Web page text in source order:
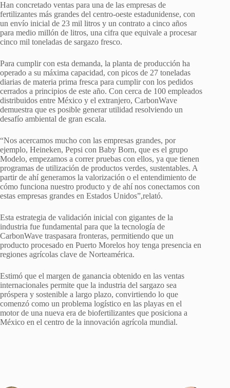
Han concretado ventas para una de las empresas de
fertilizantes más grandes del centro-oeste estadunidense, con
un envío inicial de 23 mil litros y un contrato a cinco años
para medio millón de litros, una cifra que equivale a procesar
cinco mil toneladas de sargazo fresco.
Para cumplir con esta demanda, la planta de producción ha
operado a su máxima capacidad, con picos de 27 toneladas
diarias de materia prima fresca para cumplir con los pedidos
cerrados a principios de este año. Con cerca de 100 empleados
distribuidos entre México y el extranjero, CarbonWave
demuestra que es posible generar utilidad resolviendo un
desafío ambiental de gran escala.
“Nos acercamos mucho con las empresas grandes, por
ejemplo, Heineken, Pepsi con Baby Born, que es el grupo
Modelo, empezamos a correr pruebas con ellos, ya que tienen
programas de utilización de productos verdes, sustentables. A
partir de ahí generamos la valorización o el entendimiento de
cómo funciona nuestro producto y de ahí nos conectamos con
estas empresas grandes en Estados Unidos”,relató.
Esta estrategia de validación inicial con gigantes de la
industria fue fundamental para que la tecnología de
CarbonWave traspasara fronteras, permitiendo que un
producto procesado en Puerto Morelos hoy tenga presencia en
regiones agrícolas clave de Norteamérica.
Estimó que el margen de ganancia obtenido en las ventas
internacionales permite que la industria del sargazo sea
próspera y sostenible a largo plazo, convirtiendo lo que
comenzó como un problema logístico en las playas en el
motor de una nueva era de biofertilizantes que posiciona a
México en el centro de la innovación agrícola mundial.